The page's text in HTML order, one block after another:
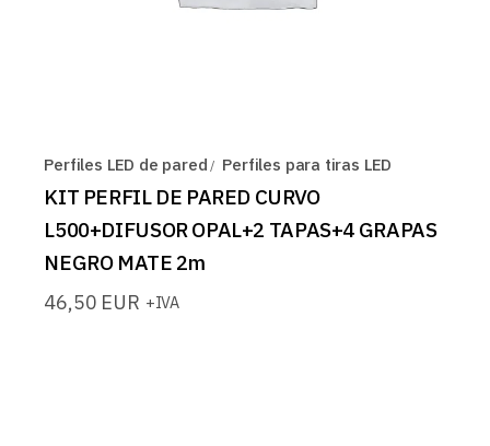
Perfiles LED de pared Perfiles para tiras LED
KIT PERFIL DE PARED CURVO
L500+DIFUSOR OPAL+2 TAPAS+4 GRAPAS
NEGRO MATE 2m
46,50 EUR +IVA